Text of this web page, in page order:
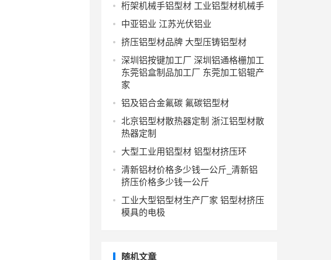
桁架机械手铝型材 工业铝型材机械手
中亚铝业 江苏光伏铝业
挤压铝型材品牌 大型压铸铝型材
深圳铝按键加工厂 深圳铝通格栅加工
东莞铝盒制品加工厂 东莞加工铝辊产
家
铝及铝合金氟碳 氟碳铝型材
北京铝型材散热器定制 浙江铝型材散
热器定制
大型工业用铝型材 铝型材挤压环
清新铝材价格多少钱一公斤_清新铝
挤压价格多少钱一公斤
工业大型铝型材生产厂家 铝型材挤压
模具的电极
随机文章